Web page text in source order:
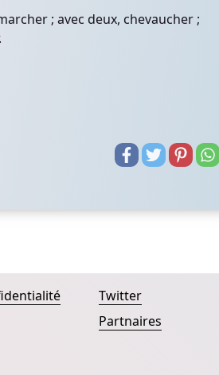
; avec deux, chevaucher ;
Twitter
Partnaires